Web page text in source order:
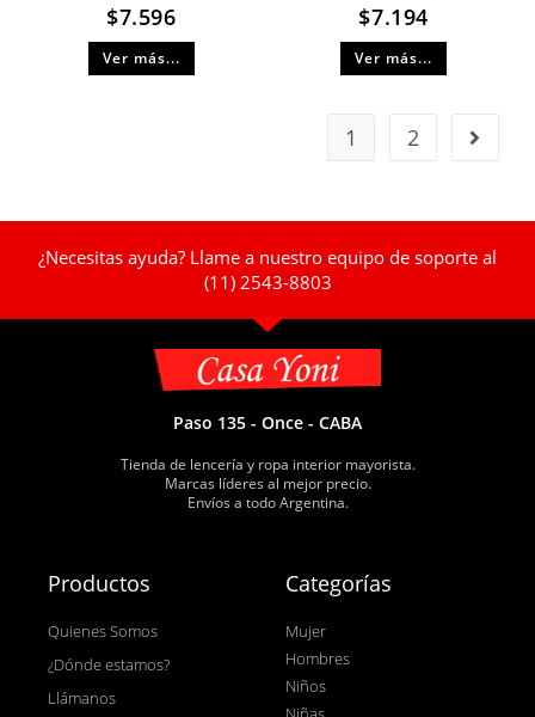
$7.596
Ver más...
$7.194
Ver más...
1 2
¿Necesitas ayuda? Llame a nuestro equipo de soporte al
(11) 2543-8803
Paso 135 - Once - CABA
Tienda de lencería y ropa interior mayorista.
Marcas líderes al mejor precio.
Envíos a todo Argentina.
Productos
Quienes Somos
¿Dónde estamos?
Llámanos
Categorías
Mujer
Hombres
Niños